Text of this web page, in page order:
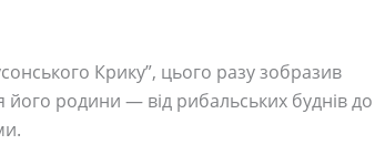
Крику”, цього разу зобразив
його родини — від рибальських буднів до